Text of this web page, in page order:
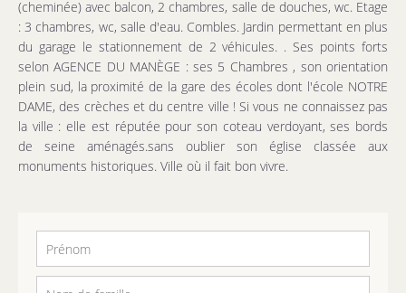
(cheminée) avec balcon, 2 chambres, salle de douches, wc. Etage
: 3 chambres, wc, salle d'eau. Combles. Jardin permettant en plus
du garage le stationnement de 2 véhicules. . Ses points forts
selon AGENCE DU MANÈGE : ses 5 Chambres , son orientation
plein sud, la proximité de la gare des écoles dont l'école NOTRE
DAME, des crèches et du centre ville ! Si vous ne connaissez pas
la ville : elle est réputée pour son coteau verdoyant, ses bords
de seine aménagés.sans oublier son église classée aux
monuments historiques. Ville où il fait bon vivre.